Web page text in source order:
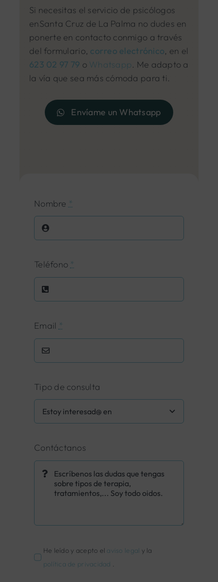
Si necesitas el servicio de psicólogos
enSanta Cruz de La Palma no dudes en
ponerte en contacto conmigo a través
del formulario, correo electrónico, en el
623 02 97 79 o Whatsapp. Me adapto a
la vía que sea más cómoda para ti.
Envíame un Whatsapp
Nombre *
Teléfono *
Email *
Tipo de consulta
Contáctanos
He leído y acepto el aviso legal y la
política de privacidad .